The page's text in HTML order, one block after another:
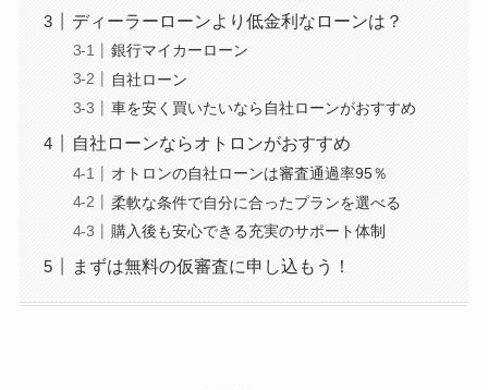
ディーラーローンより低金利なローンは？
銀行マイカーローン
自社ローン
車を安く買いたいなら自社ローンがおすすめ
自社ローンならオトロンがおすすめ
オトロンの自社ローンは審査通過率95％
柔軟な条件で自分に合ったプランを選べる
購入後も安心できる充実のサポート体制
まずは無料の仮審査に申し込もう！